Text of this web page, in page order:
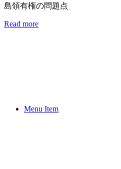
島領有権の問題点
Read more
Menu Item